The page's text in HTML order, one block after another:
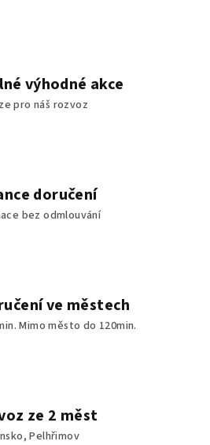
výhodné akce
pro náš rozvoz
doručení
bez odmlouvání
ve městech
Mimo město do 120min.
ze 2 měst
Pelhřimov